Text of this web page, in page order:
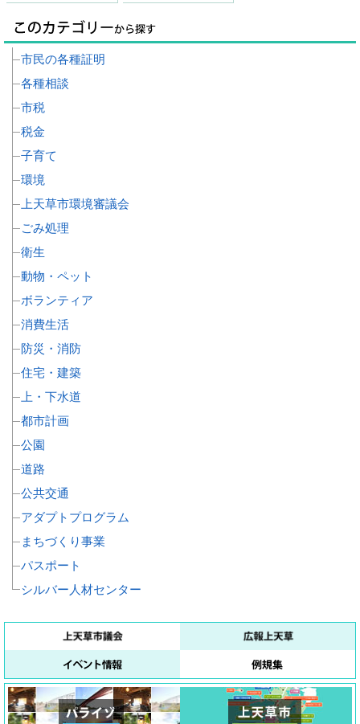
市民の各種証明
各種相談
市税
税金
子育て
環境
上天草市環境審議会
ごみ処理
衛生
動物・ペット
ボランティア
消費生活
防災・消防
住宅・建築
上・下水道
都市計画
公園
道路
公共交通
アダプトプログラム
まちづくり事業
パスポート
シルバー人材センター